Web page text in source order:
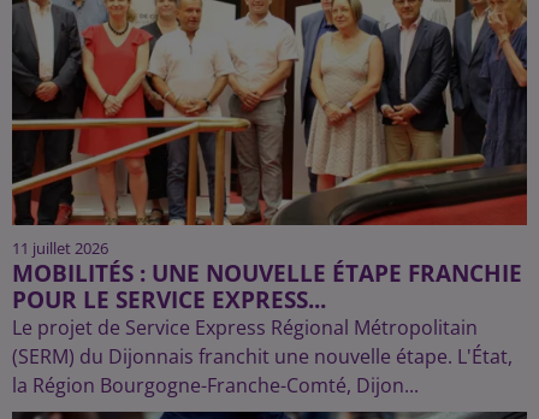
11 juillet 2026
MOBILITÉS : UNE NOUVELLE ÉTAPE FRANCHIE
POUR LE SERVICE EXPRESS...
Le projet de Service Express Régional Métropolitain
(SERM) du Dijonnais franchit une nouvelle étape. L'État,
la Région Bourgogne-Franche-Comté, Dijon...